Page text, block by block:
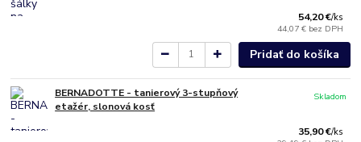
54,20 €/ks
44,07 € bez DPH
Pridať do košíka
BERNADOTTE - tanierový 3-stupňový
etažér, slonová kosť
35,90 €/ks
Skladom